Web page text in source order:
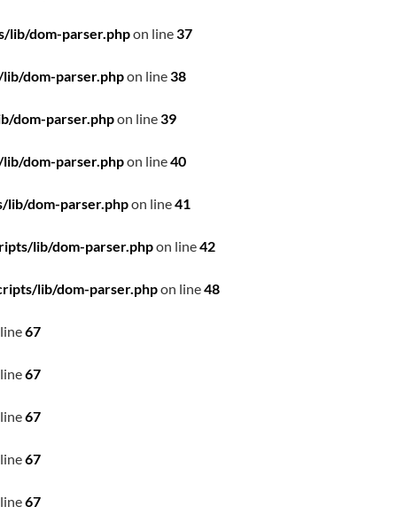
dom-parser.phpon line37
dom-parser.phpon line38
dom-parser.phpon line39
dom-parser.phpon line40
dom-parser.phpon line41
lib/dom-parser.phpon line42
lib/dom-parser.phpon line48
67
67
67
67
67